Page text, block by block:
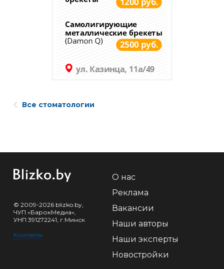
Все стоматологии
© 2009-2026 blizko.by,
ЧУП «БарокМедиа»,
УНП 391272241, г.Минск
Контакты
О нас
Реклама
Вакансии
Наши авторы
Наши эксперты
Новостройки